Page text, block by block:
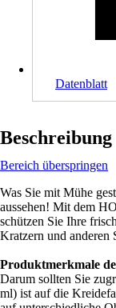
Datenblatt
Beschreibung
Bereich überspringen
Was Sie mit Mühe
aussehen! Mit dem
schützen Sie Ihre
Kratzern und anderen
Produktmerkmale
Darum sollten Sie
ml) ist auf die